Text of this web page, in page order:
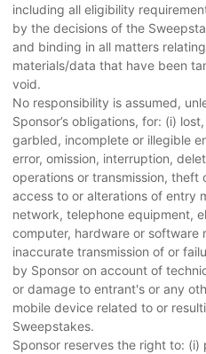
including all eligibility
by the decisions of the
and binding in all matters
materials/data that have been
void.
No responsibility is assumed,
Sponsor’s obligations, for: (i)
garbled, incomplete or illegible
error, omission, interruption,
operations or transmission, theft
access to or alterations of entry
network, telephone equipment,
computer, hardware or software
inaccurate transmission of or
by Sponsor on account of
or damage to entrant's or any
mobile device related to or
Sweepstakes.
Sponsor reserves the right to: